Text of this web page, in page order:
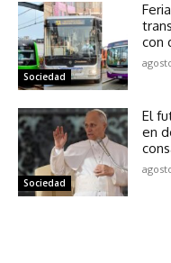
Sociedad
con
Sociedad
El
en